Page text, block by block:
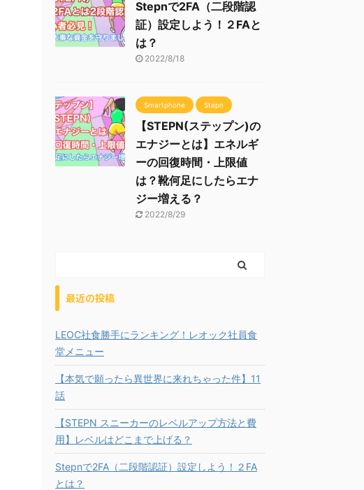
Stepnで2FA（二段階認
証）設定しよう！２FAと
は？
2022/8/18
Smartphone Stepn
【STEPN(ステップン)の
エナジーとは】エネルギ
ーの回復時間・上限値
は？靴何足にしたらエナ
ジー増える？
2022/8/29
最近の投稿
LEOC社食勝手にランキング！レオック社員食
堂メニュー
【本気で願ったら異世界に来れちゃった件】11
話
【STEPN スニーカーのレベルアップ方法と費
用】レベルはどこまで上げる？
Stepnで2FA（二段階認証）設定しよう！２FA
とは？